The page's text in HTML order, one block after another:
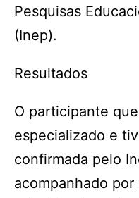
Pesquisas
(Inep).
Resultados
O participante
especializado e
confirmada pelo
acompanhado